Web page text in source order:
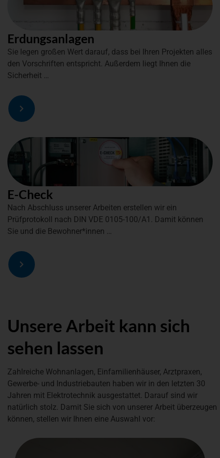
Erdungsanlagen
Sie legen großen Wert darauf, dass bei Ihren Projekten alles
den Vorschriften entspricht. Außerdem liegt Ihnen die
Sicherheit …
E-Check
Nach Abschluss unserer Arbeiten erstellen wir ein
Prüfprotokoll nach DIN VDE 0105-100/A1 . Damit können
Sie und die Bewohner*innen …
Unsere Arbeit kann sich
sehen lassen
Zahlreiche Wohnanlagen, Einfamilienhäuser, Arztpraxen,
Gewerbe- und Industriebauten haben wir in den letzten 30
Jahren mit Elektrotechnik ausgestattet. Darauf sind wir
natürlich stolz. Damit Sie sich von unserer Arbeit überzeugen
können, stellen wir Ihnen eine Auswahl vor: